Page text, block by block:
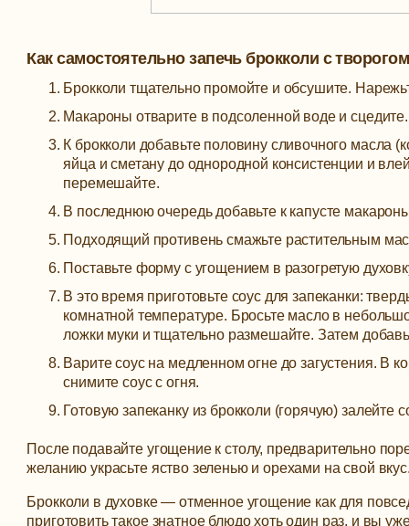
Как самостоятельно запечь брокколи с творогом
Брокколи тщательно промойте и обсушите.
Макароны отварите в подсоленной воде и сцедите.
К брокколи добавьте половину сливочного масла
яйца и сметану до однородной консистенции и
перемешайте.
В последнюю очередь добавьте к капусте
Подходящий противень смажьте растительным
Поставьте форму с угощением в разогретую
В это время приготовьте соус для запеканки:
комнатной температуре. Бросьте масло в
ложки муки и тщательно размешайте. Затем
Варите соус на медленном огне до загустения. В
снимите соус с огня.
Готовую запеканку из брокколи (горячую) залейте
После подавайте угощение к столу, предварительно
желанию украсьте яство зеленью и орехами на свой
Брокколи в духовке — отменное угощение как для
приготовить такое знатное блюдо хоть один раз, и вы